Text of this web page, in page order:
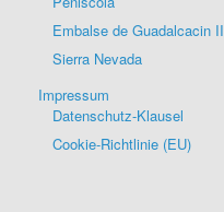
Embalse de Guadalcacin II
Sierra Nevada
Impressum
Datenschutz-Klausel
Cookie-Richtlinie (EU)